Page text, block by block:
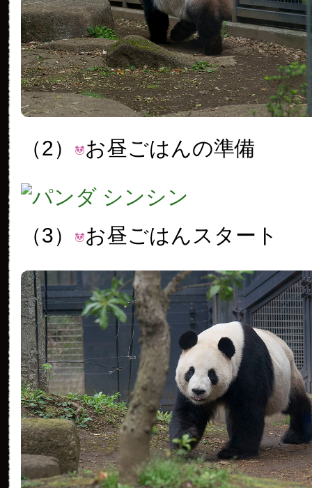
（2） お昼ごはんの準備
（3） お昼ごはんスタート